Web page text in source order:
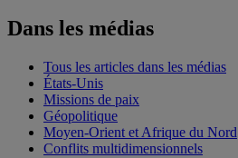
Dans les médias
Tous les articles dans les médias
États-Unis
Missions de paix
Géopolitique
Moyen-Orient et Afrique du Nord
Conflits multidimensionnels